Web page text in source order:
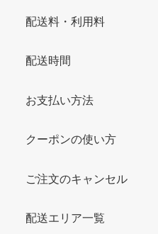
配送料・利用料
配送時間
お支払い方法
クーポンの使い方
ご注文のキャンセル
配送エリア一覧